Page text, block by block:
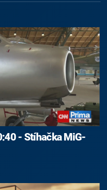
- Stíhačka MiG-